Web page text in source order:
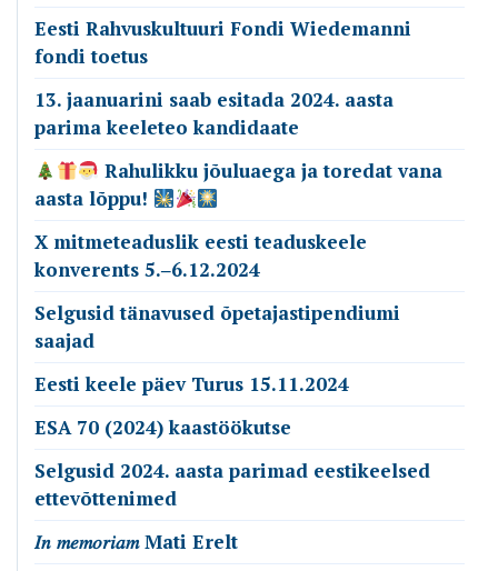
Eesti Rahvuskultuuri Fondi Wiedemanni
fondi toetus
13. jaanuarini saab esitada 2024. aasta
parima keeleteo kandidaate
Rahulikku jõuluaega ja toredat vana
aasta lõppu!
X mitmeteaduslik eesti teaduskeele
konverents 5.‒6.12.2024
Selgusid tänavused õpetajastipendiumi
saajad
Eesti keele päev Turus 15.11.2024
ESA 70 (2024) kaastöökutse
Selgusid 2024. aasta parimad eestikeelsed
ettevõttenimed
𝐼𝑛 𝑚𝑒𝑚𝑜𝑟𝑖𝑎𝑚 Mati Erelt